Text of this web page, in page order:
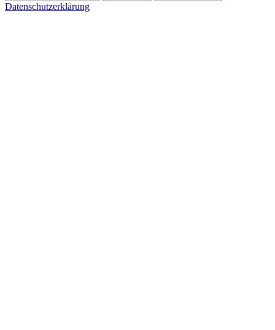
Datenschutzerklärung